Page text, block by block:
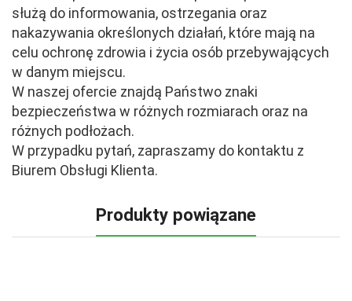
służą do informowania, ostrzegania oraz
nakazywania określonych działań, które mają na
celu ochronę zdrowia i życia osób przebywających
w danym miejscu.
W naszej ofercie znajdą Państwo znaki
bezpieczeństwa w różnych rozmiarach oraz na
różnych podłożach.
W przypadku pytań, zapraszamy do kontaktu z
Biurem Obsługi Klienta.
Produkty powiązane